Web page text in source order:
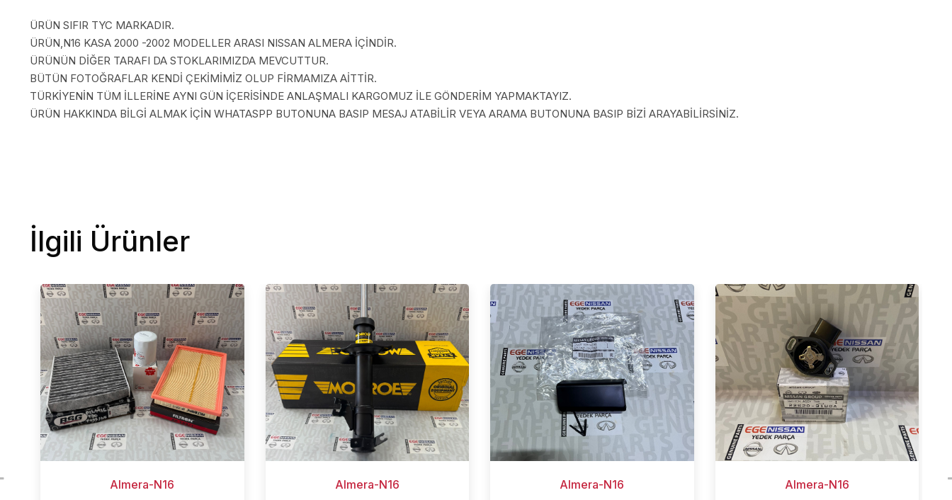
ÜRÜN SIFIR TYC MARKADIR.
ÜRÜN,N16 KASA 2000 -2002 MODELLER ARASI NISSAN ALMERA İÇİNDİR.
ÜRÜNÜN DİĞER TARAFI DA STOKLARIMIZDA MEVCUTTUR.
BÜTÜN FOTOĞRAFLAR KENDİ ÇEKİMİMİZ OLUP FİRMAMIZA AİTTİR.
TÜRKİYENİN TÜM İLLERİNE AYNI GÜN İÇERİSİNDE ANLAŞMALI KARGOMUZ İLE GÖNDERİM YAPMAKTAYIZ.
ÜRÜN HAKKINDA BİLGİ ALMAK İÇİN WHATASPP BUTONUNA BASIP MESAJ ATABİLİR VEYA ARAMA BUTONUNA BASIP BİZİ ARAYABİLİRSİNİZ.
İlgili Ürünler
Almera-N16 Almera-N16 Almera-N16 Almera-N16